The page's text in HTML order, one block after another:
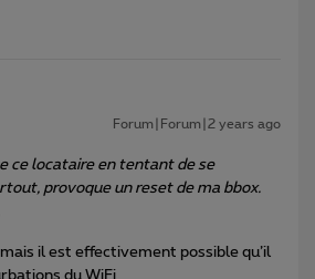
Forum|Forum|2 years ago
ce locataire en tentant de se
provoque un reset de ma bbox.
il est effectivement possible qu’il
du WiFi